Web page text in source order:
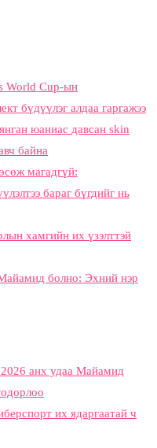
World Cup-ын
бүдүүлэг алдаа гаргажээ
юаниас давсан skin
байна
магадгүй:
бараг бүгдийг нь
хамгийн их үзэлттэй
болно: Эхний нэр
анх удаа Майамид
их ядаргаатай ч